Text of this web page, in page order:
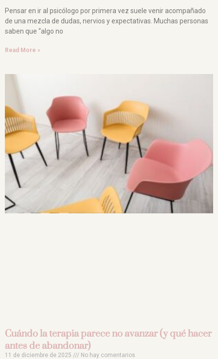
Pensar en ir al psicólogo por primera vez suele venir acompañado
de una mezcla de dudas, nervios y expectativas. Muchas personas
saben que “algo no
Read More »
Cuándo la terapia parece no avanzar (y qué hacer
antes de abandonar)
11 de diciembre de 2025 No hay comentarios